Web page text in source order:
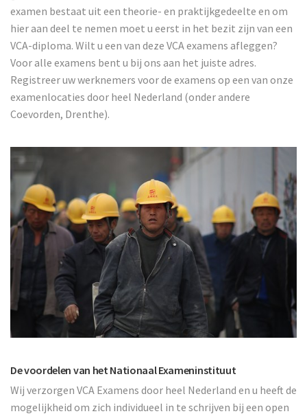
examen bestaat uit een theorie- en praktijkgedeelte en om
hier aan deel te nemen moet u eerst in het bezit zijn van een
VCA-diploma. Wilt u een van deze VCA examens afleggen?
Voor alle examens bent u bij ons aan het juiste adres.
Registreer uw werknemers voor de examens op een van onze
examenlocaties door heel Nederland (onder andere
Coevorden, Drenthe).
De voordelen van het Nationaal Exameninstituut
Wij verzorgen VCA Examens door heel Nederland en u heeft de
mogelijkheid om zich individueel in te schrijven bij een open